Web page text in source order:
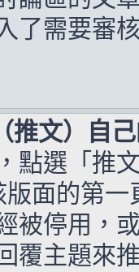
了需要審
推文）自
點選「推
面的第
被停用，
覆主題來